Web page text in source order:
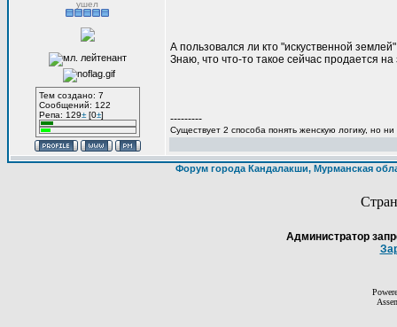
ушел
Тем создано: 7
Сообщений: 122
Репа: 129±[0±]
А пользовался ли кто "искуственной
Знаю, что что-то такое сейчас продается
---------
Существует 2 способа понять женскую логику, но
Форум города Кандалакши, Мурманская
Администратор